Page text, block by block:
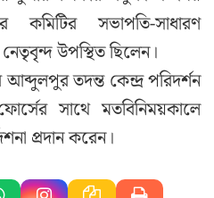
সভাপতি-সাধারণ
উপস্থিত ছিলেন।
তদন্ত কেন্দ্র পরিদর্শন
সাথে মতবিনিময়কালে
প্রদান করেন।